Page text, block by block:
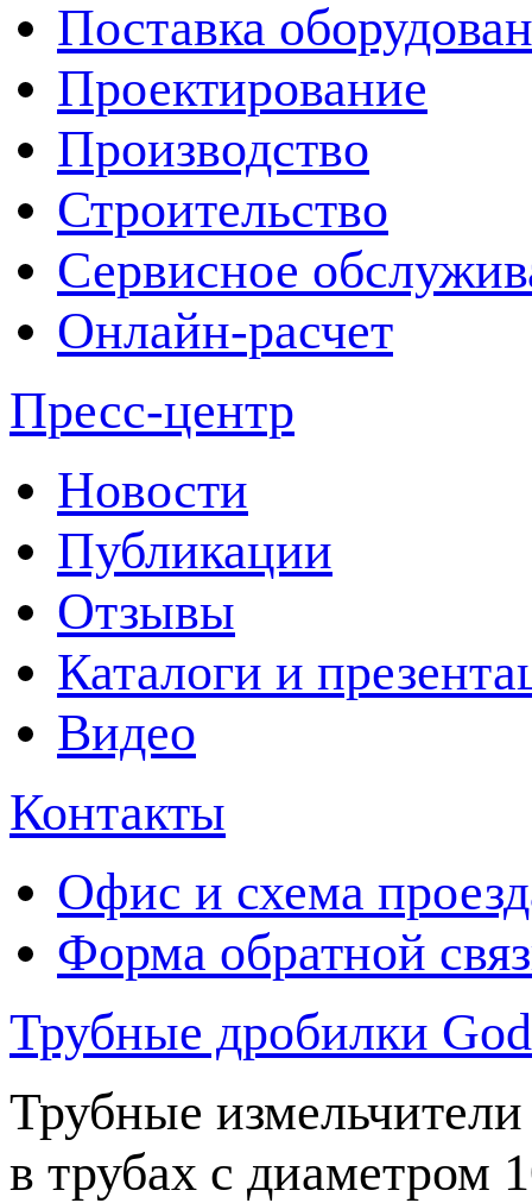
Поставка
Проектирование
Производство
Строительство
Сервисное
Онлайн-расчет
Пресс-центр
Новости
Публикации
Отзывы
Каталоги и
Видео
Контакты
Офис и схема
Форма обратной
Трубные дробилки
Трубные
в трубах c диаметром